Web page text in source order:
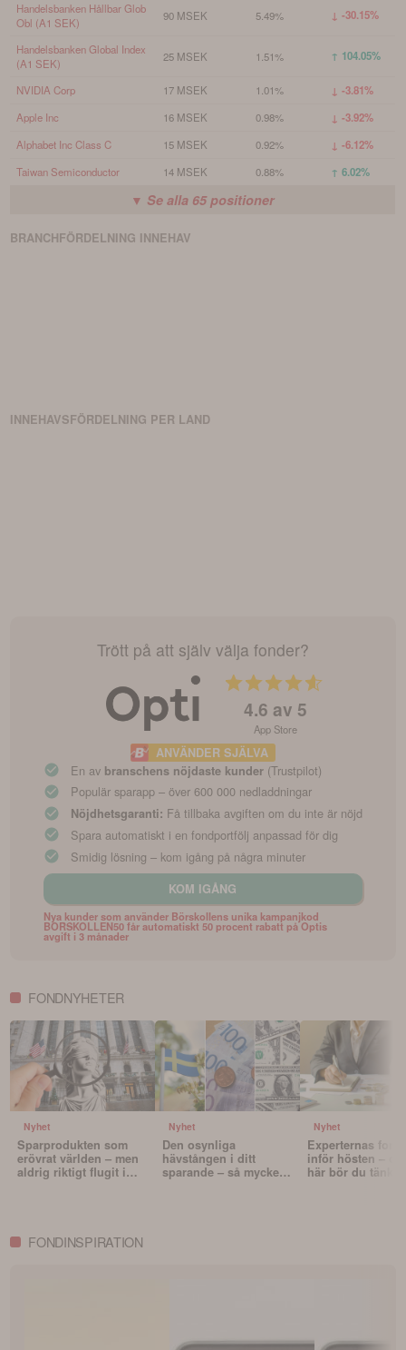
Handelsbanken Hållbar Glob
Obl (A1 SEK)
90 MSEK 5.49% ↓ -30.15%
Handelsbanken Global Index
(A1 SEK)
25 MSEK 1.51% ↑ 104.05%
NVIDIA Corp 17 MSEK 1.01% ↓ -3.81%
Apple Inc 16 MSEK 0.98% ↓ -3.92%
Alphabet Inc Class C 15 MSEK 0.92% ↓ -6.12%
Taiwan Semiconductor 14 MSEK 0.88% ↑ 6.02%
▼ Se alla 65positioner
BRANCHFÖRDELNING INNEHAV
INNEHAVSFÖRDELNING PER LAND
Trött på att själv välja fonder?
4.6 av 5
App Store
ANVÄNDER SJÄLVA
En av branschens nöjdaste kunder (Trustpilot)
Populär sparapp – över 600 000 nedladdningar
Nöjdhetsgaranti: Få tillbaka avgiften om du inte är nöjd
Spara automatiskt i en fondportfölj anpassad för dig
Smidig lösning – kom igång på några minuter
KOM IGÅNG
Nya kunder som använder Börskollens unika kampanjkod
BORSKOLLEN50 får automatiskt 50 procent rabatt på Optis
avgift i 3 månader
FONDNYHETER
Nyhet
Sparprodukten som
erövrat världen – men
aldrig riktigt flugit i
Nyhet
Den osynliga
hävstången i ditt
sparande – så mycket
Nyhet
Experternas
inför hösten –
här bör du tänka
FONDINSPIRATION